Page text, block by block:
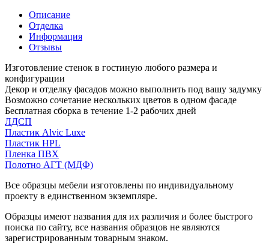
Описание
Отделка
Информация
Отзывы
Изготовление стенок в гостиную любого размера и
конфигурации
Декор и отделку фасадов можно выполнить под вашу задумку
Возможно сочетание нескольких цветов в одном фасаде
Бесплатная сборка в течение 1-2 рабочих дней
ЛДСП
Пластик Alvic Luxe
Пластик HPL
Пленка ПВХ
Полотно АГТ (МДФ)
Все образцы мебели изготовлены по индивидуальному
проекту в единственном экземпляре.
Образцы имеют названия для их различия и более быстрого
поиска по сайту, все названия образцов не являются
зарегистрированным товарным знаком.